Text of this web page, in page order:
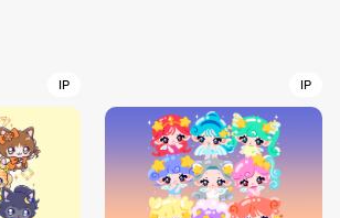
IP IP